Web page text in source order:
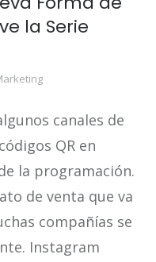
la Serie
canales de
QR en
la programación.
de venta que va
compañías se
Instagram